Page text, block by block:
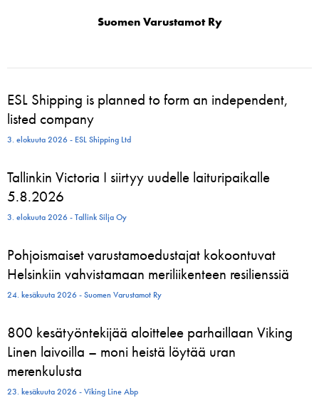
Suomen Varustamot Ry
ESL Shipping is planned to form an independent,
listed company
3. elokuuta 2026 - ESL Shipping Ltd
Tallinkin Victoria I siirtyy uudelle laituripaikalle
5.8.2026
3. elokuuta 2026 - Tallink Silja Oy
Pohjoismaiset varustamoedustajat kokoontuvat
Helsinkiin vahvistamaan meriliikenteen resilienssiä
24. kesäkuuta 2026 - Suomen Varustamot Ry
800 kesätyöntekijää aloittelee parhaillaan Viking
Linen laivoilla – moni heistä löytää uran
merenkulusta
23. kesäkuuta 2026 - Viking Line Abp